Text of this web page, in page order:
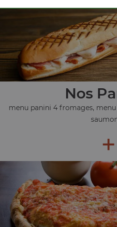
Nos
menu panini 4 fromages,
+